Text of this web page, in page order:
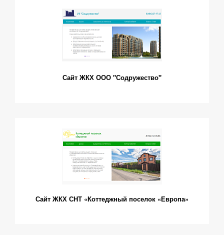
Сайт ЖКХ ООО "Содружество"
Сайт ЖКХ СНТ «Коттеджный поселок «Европа»